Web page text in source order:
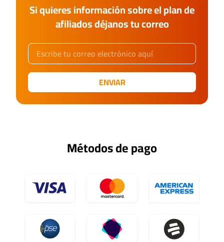
Si quieres información sobre el plan de
afiliados déjanos tu correo
ENVIAR
Métodos de pago